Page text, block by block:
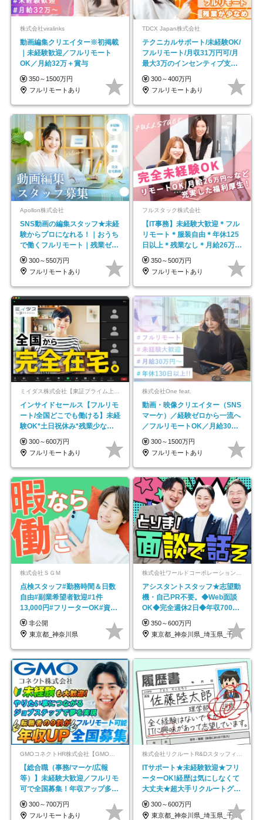
株式会社viralinks
動画編集クリエイター※初掲載
｜未経験歓迎／フルリモート
OK／月給32万＋賞与
350～1500万円
フルリモートあり
TDCX Japan株式会社
テクニカルサポート/未経験OK/
フルリモート/月収31万円可/月
最大3万のインセンティブ支給/
平均年齢33歳
300～400万円
フルリモートあり
Apollon株式会社
SNS動画の編集スタッフ★未経
験からプロになれる！｜おうち
で働くフルリモート｜残業ゼロ
で18時退勤◎
300～550万円
フルリモートあり
フルスタック株式会社
【IT事務】未経験大歓迎＊フル
リモート＊服装自由＊年休125
日以上＊残業なし＊月給26万円
以上
350～500万円
フルリモートあり
ミイダス株式会社【東証プライム上場パーソルグループ】
インサイドセールス【フルリモ
ート/全国どこでも働ける】未経
験OK*土日祝休み*残業少なめ*
在宅勤務手当あり
300～600万円
フルリモートあり
株式会社One feat.
動画・映像クリエイター（SNS
マーケ）／経験ゼロから一流へ
／フルリモートOK／月給30万
円～／年休130日以上
300～1500万円
フルリモートあり
株式会社ＳＧＭ
点検スタッフ#勤務時間＆日数
自由#副業希望者歓迎#1件
13,000円#フリーターOK#資格
スキル不要
非公開
東京都_神奈川県
アシスタントスタッフ★志望動
機・自己PR不要。◆Web面談
OK◆完全週休2日◆年収700万
円可/p13
350～600万円
東京都_神奈川県_埼玉県_千葉県_大阪府…
GMOコネクトHR株式会社【GMOインターネットグループ】
【総合職（事務/マーケ/広報
等）】未経験大歓迎／フルリモ
可で全国募集！年収アップ多数
★年休最大130日★
300～700万円
フルリモートあり
ITサポート★未経験歓迎★フリ
ーターOK!経歴は気にしなくて
大丈夫★超大手リクルートグル
ープの正社員/sg
300～600万円
東京都_神奈川県_埼玉県_千葉県_大阪府…